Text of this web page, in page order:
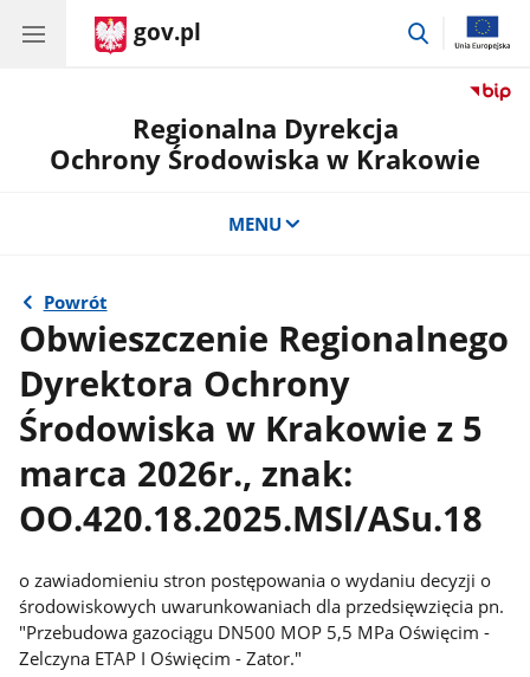
gov.pl
przejdź
Regionalna Dyrekcja
Ochrony Środowiska w Krakowie
MENU
Powrót
Obwieszczenie Regionalnego
Dyrektora Ochrony
Środowiska w Krakowie z 5
marca 2026r., znak:
OO.420.18.2025.MSl/ASu.18
o zawiadomieniu stron postępowania o wydaniu decyzji o
środowiskowych uwarunkowaniach dla przedsięwzięcia pn.
"Przebudowa gazociągu DN500 MOP 5,5 MPa Oświęcim -
Zelczyna ETAP I Oświęcim - Zator."